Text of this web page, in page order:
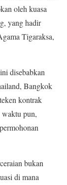
oleh kuasa
yang hadir
Tigaraksa,
disebabkan
Bangkok
kontrak
waktu pun,
bukan
di mana